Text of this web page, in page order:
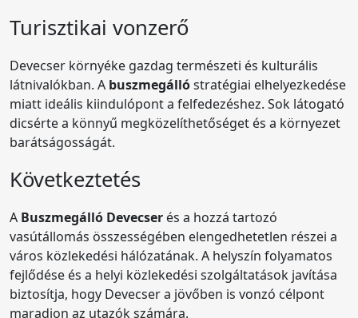
Turisztikai vonzerő
Devecser környéke gazdag természeti és kulturális
látnivalókban. A buszmegállóstratégiai elhelyezkedése
miatt ideális kiindulópont a felfedezéshez. Sok látogató
dicsérte a könnyű megközelíthetőséget és a környezet
barátságosságát.
Következtetés
A Buszmegálló Devecser és a hozzá tartozó
vasútállomás összességében elengedhetetlen részei a
város közlekedési hálózatának. A helyszín folyamatos
fejlődése és a helyi közlekedési szolgáltatások javítása
biztosítja, hogy Devecser a jövőben is vonzó célpont
maradjon az utazók számára.